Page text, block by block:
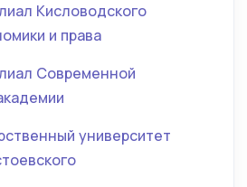
Кисловодского
и права
Современной
университет